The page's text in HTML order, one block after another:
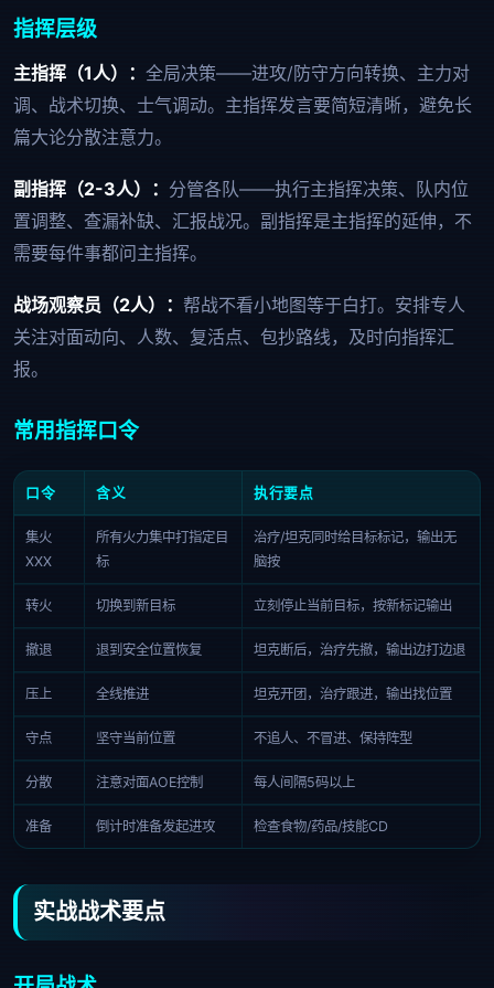
指挥层级
主指挥（1人）： 全局决策——进攻/防守方向转换、主力对
调、战术切换、士气调动。主指挥发言要简短清晰，避免长
篇大论分散注意力。
副指挥（2-3人）： 分管各队——执行主指挥决策、队内位
置调整、查漏补缺、汇报战况。副指挥是主指挥的延伸，不
需要每件事都问主指挥。
战场观察员（2人）： 帮战不看小地图等于白打。安排专人
关注对面动向、人数、复活点、包抄路线，及时向指挥汇
报。
常用指挥口令
口令 含义 执行要点
集火
XXX
所有火力集中打指定目
标
治疗/坦克同时给目标标记，输出无
脑按
转火 切换到新目标 立刻停止当前目标，按新标记输出
撤退 退到安全位置恢复 坦克断后，治疗先撤，输出边打边退
压上 全线推进 坦克开团，治疗跟进，输出找位置
守点 坚守当前位置 不追人、不冒进、保持阵型
分散 注意对面AOE控制 每人间隔5码以上
准备 倒计时准备发起进攻 检查食物/药品/技能CD
实战战术要点